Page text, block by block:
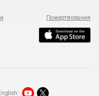
Пожертвования